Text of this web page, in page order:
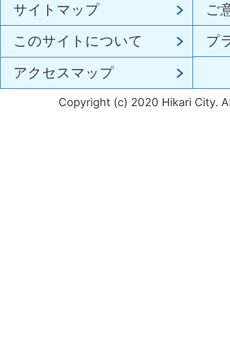
サイトマップ
ご
このサイトについて
プ
アクセスマップ
Copyright (c) 2020 Hikari City.